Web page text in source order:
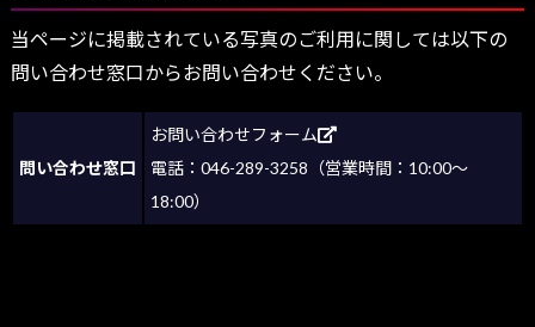
当ページに掲載されている写真のご利用に関しては以下の
問い合わせ窓口からお問い合わせください。
問い合わせ窓口
お問い合わせフォーム
電話：046-289-3258（営業時間：10:00～
18:00）